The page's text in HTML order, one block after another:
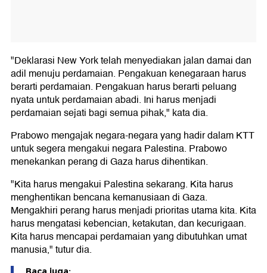
"Deklarasi New York telah menyediakan jalan damai dan
adil menuju perdamaian. Pengakuan kenegaraan harus
berarti perdamaian. Pengakuan harus berarti peluang
nyata untuk perdamaian abadi. Ini harus menjadi
perdamaian sejati bagi semua pihak," kata dia.
Prabowo mengajak negara-negara yang hadir dalam KTT
untuk segera mengakui negara Palestina. Prabowo
menekankan perang di Gaza harus dihentikan.
"Kita harus mengakui Palestina sekarang. Kita harus
menghentikan bencana kemanusiaan di Gaza.
Mengakhiri perang harus menjadi prioritas utama kita. Kita
harus mengatasi kebencian, ketakutan, dan kecurigaan.
Kita harus mencapai perdamaian yang dibutuhkan umat
manusia," tutur dia.